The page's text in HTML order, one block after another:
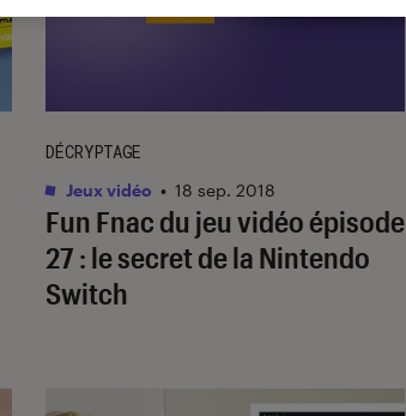
Fun Fnac du jeu vidéo épisode
27 : le secret de la Nintendo
Switch
DÉCRYPTAGE
Jeux vidéo • 18 sep. 2018